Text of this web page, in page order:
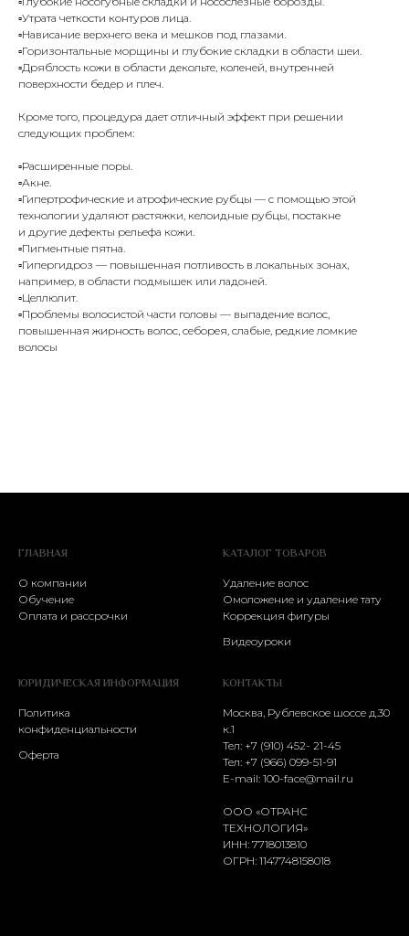
▫️Утрата четкости контуров лица.
▫️Нависание верхнего века и мешков под глазами.
▫️Горизонтальные морщины и глубокие складки в области шеи.
▫️Дряблость кожи в области декольте, коленей, внутренней
поверхности бедер и плеч.
Кроме того, процедура дает отличный эффект при решении
следующих проблем:
▫️Расширенные поры.
▫️Акне.
▫️Гипертрофические и атрофические рубцы — с помощью этой
технологии удаляют растяжки, келоидные рубцы, постакне
и другие дефекты рельефа кожи.
▫️Пигментные пятна.
▫️Гипергидроз — повышенная потливость в локальных зонах,
например, в области подмышек или ладоней.
▫️Целлюлит.
▫️Проблемы волосистой части головы — выпадение волос,
повышенная жирность волос, себорея, слабые, редкие ломкие
волосы
ГЛАВНАЯ
О компании
Обучение
Оплата и рассрочки
КАТАЛОГ ТОВАРОВ
Удаление волос
Омоложение и удаление тату
Коррекция фигуры
Видеоуроки
ЮРИДИЧЕСКАЯ ИНФОРМАЦИЯ
Политика
конфиденциальности
Оферта
КОНТАКТЫ
Москва, Рублевское шоссе д.30
к.1
Тел: +7 (910) 452- 21-45
Тел: +7 (966) 099-51-91
E-mail: 100-face@mail.ru
ООО «ОТРАНС
ТЕХНОЛОГИЯ»
ИНН: 7718013810
ОГРН: 1147748158018